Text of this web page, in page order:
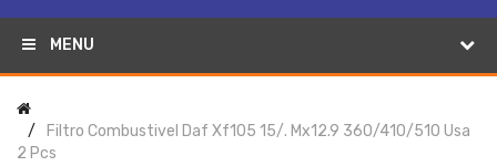
MENU
Filtro Combustivel Daf Xf105 15/. Mx12.9 360/410/510 Usa
2 Pcs